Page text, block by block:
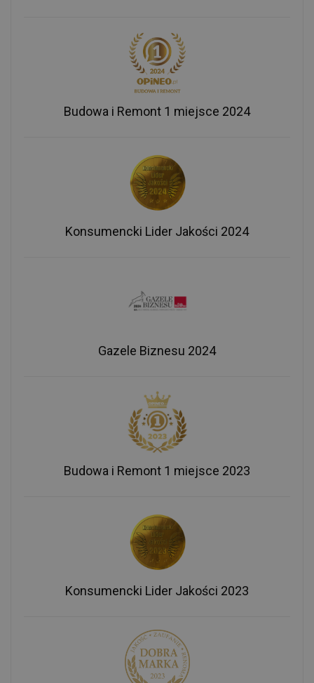
Budowa i Remont 1 miejsce 2024
Konsumencki Lider Jakości 2024
Gazele Biznesu 2024
Budowa i Remont 1 miejsce 2023
Konsumencki Lider Jakości 2023